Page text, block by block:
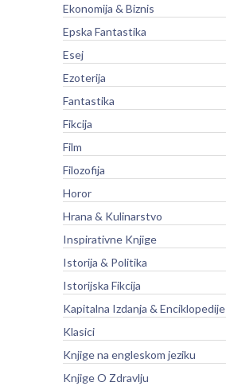
Ekonomija & Biznis
Epska Fantastika
Esej
Ezoterija
Fantastika
Fikcija
Film
Filozofija
Horor
Hrana & Kulinarstvo
Inspirativne Knjige
Istorija & Politika
Istorijska Fikcija
Kapitalna Izdanja & Enciklopedije
Klasici
Knjige na engleskom jeziku
Knjige O Zdravlju